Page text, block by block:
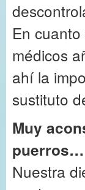
En
médicos
ahí la
sustituto
Muy
puerros…
Nuestra